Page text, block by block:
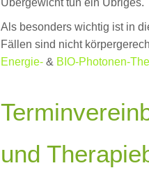
Übergewicht tun ein Übriges.
Als besonders wichtig ist in
Fällen sind nicht
Energie- & BIO-Photonen-
und